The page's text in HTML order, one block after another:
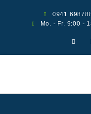
0941
Mo. - Fr. 9:00 -